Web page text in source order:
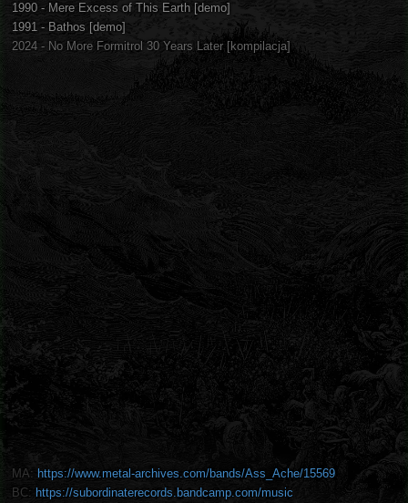
1990 - Mere Excess of This Earth [demo]
1991 - Bathos [demo]
2024 - No More Formitrol 30 Years Later [kompilacja]
MA: https://www.metal-archives.com/bands/Ass_Ache/15569
BC: https://subordinaterecords.bandcamp.com/music